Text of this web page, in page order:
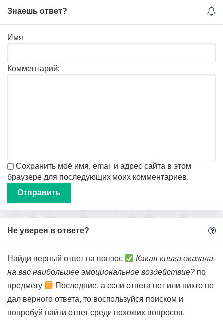
Знаешь ответ?
Имя
Комментарий:
Сохранить моё имя, email и адрес сайта в этом
браузере для последующих моих комментариев.
Не уверен в ответе?
Найди верный ответ на вопрос
Какая книга оказала
на вас наибольшее эмоциональное воздействие? по
предмету
Последние, а если ответа нет или никто не
дал верного ответа, то воспользуйся поиском и
попробуй найти ответ среди похожих вопросов.